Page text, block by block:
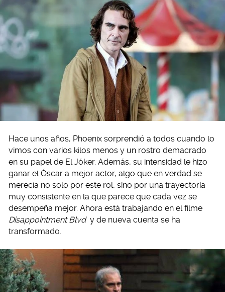
Hace unos años, Phoenix sorprendió a todos cuando lo
vimos con varios kilos menos y un rostro demacrado
en su papel de El Jóker. Además, su intensidad le hizo
ganar el Óscar a mejor actor, algo que en verdad se
merecía no solo por este rol, sino por una trayectoria
muy consistente en la que parece que cada vez se
desempeña mejor. Ahora está trabajando en el filme
Disappointment Blvd y de nueva cuenta se ha
transformado.